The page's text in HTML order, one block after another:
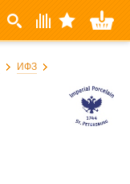
ИФЗ